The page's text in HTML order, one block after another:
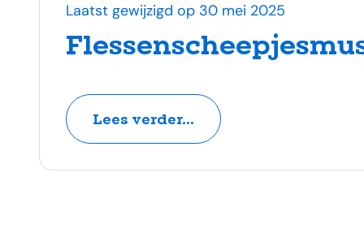
Laatst gewijzigd op 30 mei 2025
Lees verder...